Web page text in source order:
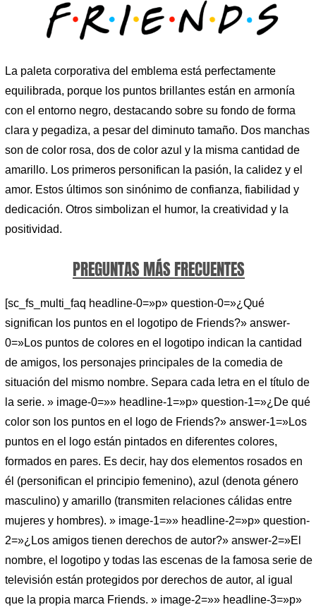
La paleta corporativa del emblema está perfectamente
equilibrada, porque los puntos brillantes están en armonía
con el entorno negro, destacando sobre su fondo de forma
clara y pegadiza, a pesar del diminuto tamaño. Dos manchas
son de color rosa, dos de color azul y la misma cantidad de
amarillo. Los primeros personifican la pasión, la calidez y el
amor. Estos últimos son sinónimo de confianza, fiabilidad y
dedicación. Otros simbolizan el humor, la creatividad y la
positividad.
PREGUNTAS MÁS FRECUENTES
[sc_fs_multi_faq headline-0=»p» question-0=»¿Qué
significan los puntos en el logotipo de Friends?» answer-
0=»Los puntos de colores en el logotipo indican la cantidad
de amigos, los personajes principales de la comedia de
situación del mismo nombre. Separa cada letra en el título de
la serie. » image-0=»» headline-1=»p» question-1=»¿De qué
color son los puntos en el logo de Friends?» answer-1=»Los
puntos en el logo están pintados en diferentes colores,
formados en pares. Es decir, hay dos elementos rosados ​​en
él (personifican el principio femenino), azul (denota género
masculino) y amarillo (transmiten relaciones cálidas entre
mujeres y hombres). » image-1=»» headline-2=»p» question-
2=»¿Los amigos tienen derechos de autor?» answer-2=»El
nombre, el logotipo y todas las escenas de la famosa serie de
televisión están protegidos por derechos de autor, al igual
que la propia marca Friends. » image-2=»» headline-3=»p»